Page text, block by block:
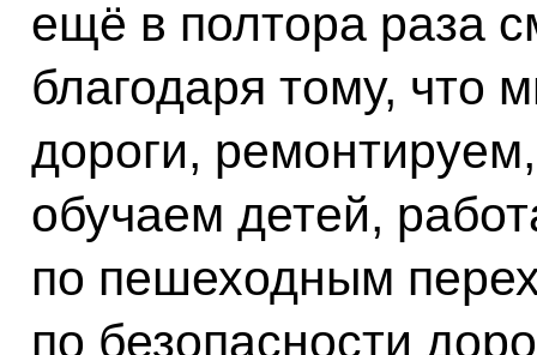
ещё в полтора раза
благодаря тому, что
дороги,
обучаем детей,
по пешеходным
по безопасности